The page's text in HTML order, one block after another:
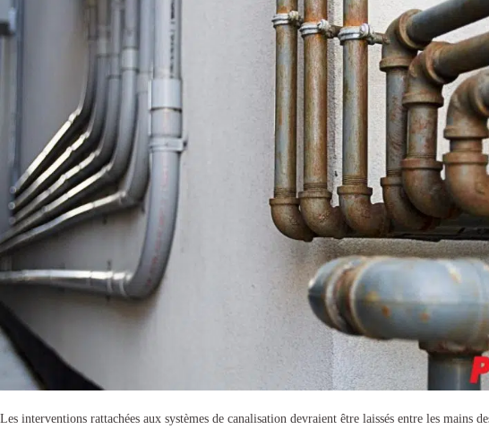
Les interventions rattachées aux systèmes de canalisation devraient être laissés entre les mains